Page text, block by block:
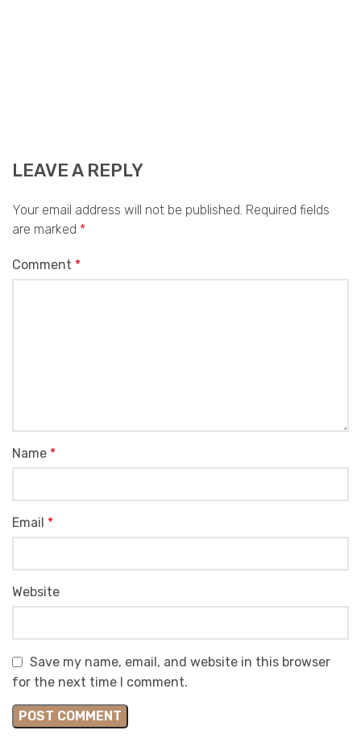
LEAVE A REPLY
Your email address will not be published. Required fields
are marked *
Comment *
Name *
Email *
Website
Save my name, email, and website in this browser
for the next time I comment.